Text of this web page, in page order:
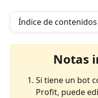
Índice de contenidos
Notas
Si tiene un bot
Profit, puede